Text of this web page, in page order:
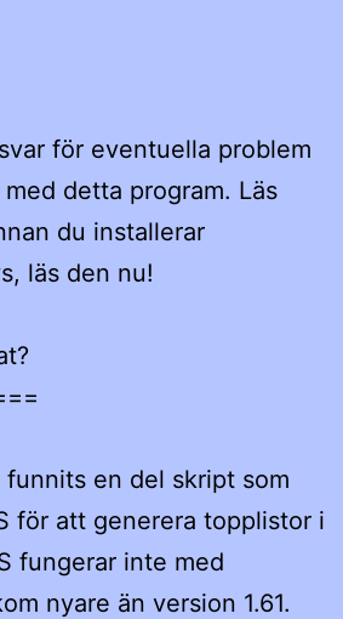
för eventuella problem
detta program. Läs
du installerar
läs den nu!
en del skript som
för att generera topplistor i
fungerar inte med
nyare än version 1.61.